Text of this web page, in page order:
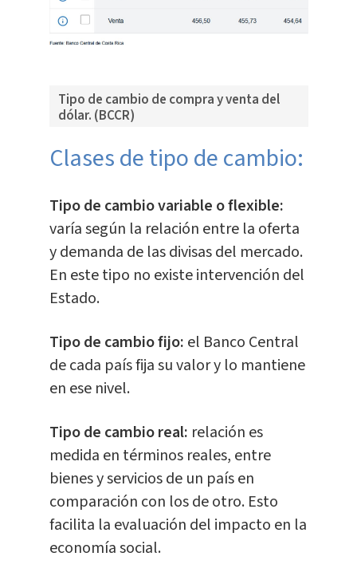
Tipo de cambio de compra y venta del
dólar. (BCCR)
Clases de tipo de cambio:
Tipo de cambio variable o flexible:
varía según la relación entre la oferta
y demanda de las divisas del mercado.
En este tipo no existe intervención del
Estado.
Tipo de cambio fijo: el Banco Central
de cada país fija su valor y lo mantiene
en ese nivel.
Tipo de cambio real: relación es
medida en términos reales, entre
bienes y servicios de un país en
comparación con los de otro. Esto
facilita la evaluación del impacto en la
economía social.